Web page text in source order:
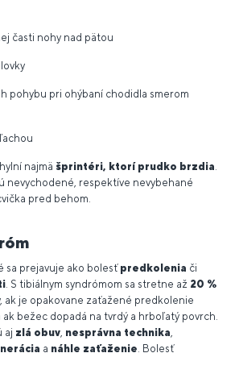
časti nohy nad pätou
pohybu pri ohýbaní chodidla smerom
najmä šprintéri, ktorí prudko brzdia
nevychodené, respektíve nevybehané
pred behom.
sa prejavuje ako bolesť predkolenia či
. S tibiálnym syndrómom sa stretne až 20 %
ak je opakovane zaťažené predkolenie
bežec dopadá na tvrdý a hrboľatý povrch.
aj zlá obuv nesprávna technika
a náhle zaťaženie . Bolesť